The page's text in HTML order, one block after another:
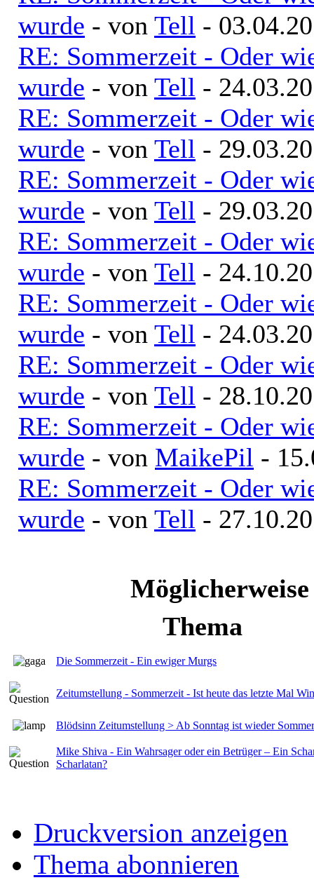
wurde - von Tell -
RE: Sommerzeit - Oder
wurde - von Tell -
RE: Sommerzeit - Oder
wurde - von Tell -
RE: Sommerzeit - Oder
wurde - von Tell -
RE: Sommerzeit - Oder
wurde - von Tell -
RE: Sommerzeit - Oder
wurde - von Tell -
RE: Sommerzeit - Oder
wurde - von Tell -
RE: Sommerzeit - Oder
wurde - von MaikePil -
RE: Sommerzeit - Oder
wurde - von Tell -
Thema
Die Sommerzeit - Ein ewiger Murgs
Zeitumstellung - Sommerzeit - Ist heute das letzte Mal
Blödsinn Zeitumstellung > Ab Sonntag ist wieder
Mike Shiva - Ein Wahrsager oder ein Betrüger – Ein
Scharlatan?
Druckversion anzeigen
Thema abonnieren